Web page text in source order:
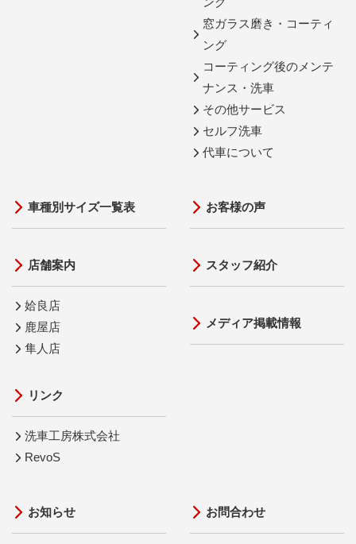
窓ガラス磨き・コーティ
ング
コーティング後のメンテ
ナンス・洗車
その他サービス
セルフ洗車
代車について
車種別サイズ一覧表
店舗案内
姶良店
鹿屋店
隼人店
リンク
洗車工房株式会社
RevoS
お客様の声
スタッフ紹介
メディア掲載情報
お知らせ お問合わせ